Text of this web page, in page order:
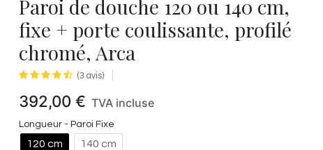
Paroi de douche 120 ou 140 cm,
fixe + porte coulissante, profilé
chromé, Arca
(3 avis)
392,00€ TVA incluse
Longueur - Paroi Fixe
120 cm 140 cm